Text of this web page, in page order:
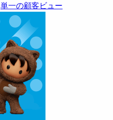
単一の顧客ビュー